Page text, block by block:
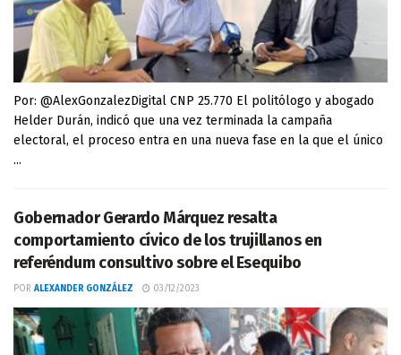
Por: @AlexGonzalezDigital CNP 25.770 El politólogo y abogado
Helder Durán, indicó que una vez terminada la campaña
electoral, el proceso entra en una nueva fase en la que el único
...
Gobernador Gerardo Márquez resalta
comportamiento cívico de los trujillanos en
referéndum consultivo sobre el Esequibo
POR ALEXANDER GONZÁLEZ 03/12/2023